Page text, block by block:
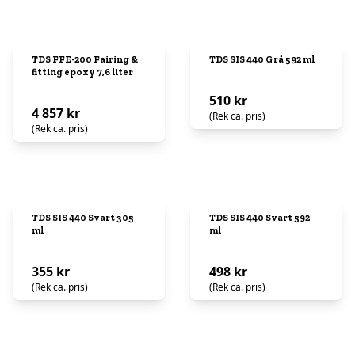
TDS FFE-200 Fairing &
fitting epoxy 7,6 liter
4 857 kr
(Rek ca. pris)
TDS SIS 440 Grå 592 ml
510 kr
(Rek ca. pris)
TDS SIS 440 Svart 305
ml
355 kr
(Rek ca. pris)
TDS SIS 440 Svart 592
ml
498 kr
(Rek ca. pris)